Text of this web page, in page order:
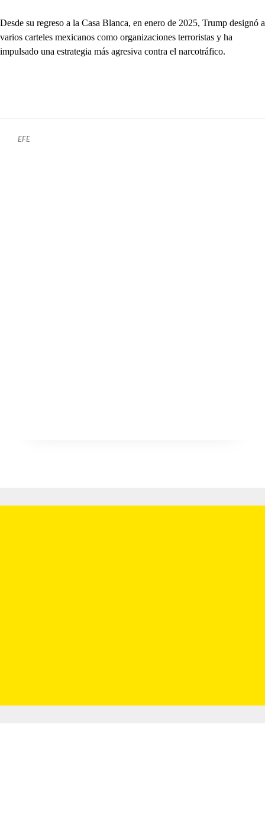
Desde su regreso a la Casa Blanca, en enero de 2025, Trump designó a
varios carteles mexicanos como organizaciones terroristas y ha
impulsado una estrategia más agresiva contra el narcotráfico.
EFE